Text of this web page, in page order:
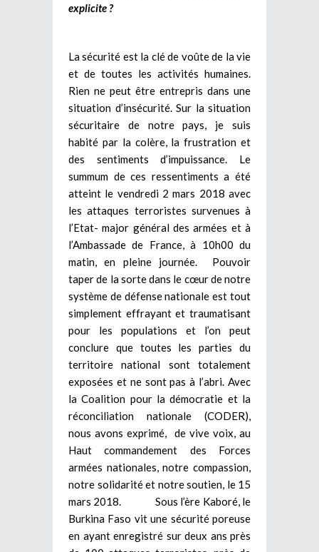
explicite ?
La sécurité est la clé de voûte de la vie
et de toutes les activités humaines.
Rien ne peut être entrepris dans une
situation d’insécurité. Sur la situation
sécuritaire de notre pays, je suis
habité par la colère, la frustration et
des sentiments d’impuissance. Le
summum de ces ressentiments a été
atteint le vendredi 2 mars 2018 avec
les attaques terroristes survenues à
l’Etat- major général des armées et à
l’Ambassade de France, à 10h00 du
matin, en pleine journée. Pouvoir
taper de la sorte dans le cœur de notre
système de défense nationale est tout
simplement effrayant et traumatisant
pour les populations et l’on peut
conclure que toutes les parties du
territoire national sont totalement
exposées et ne sont pas à l’abri. Avec
la Coalition pour la démocratie et la
réconciliation nationale (CODER),
nous avons exprimé, de vive voix, au
Haut commandement des Forces
armées nationales, notre compassion,
notre solidarité et notre soutien, le 15
mars 2018. Sous l’ère Kaboré, le
Burkina Faso vit une sécurité poreuse
en ayant enregistré sur deux ans près